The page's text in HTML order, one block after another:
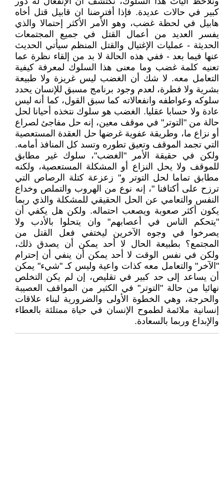
كبير في حالات عديدة. فإذا أفترضنا ان قابيل قتل أخاه
هابيل في لحظة غضب، وهو الأمر الأكثر إحتمالا والذي
يفسر العديد من أعمال القتل في جميع المجتمعات
الحديثة - عمليات الإغتيال والقتل المنظم سيأتي الحديث
عنها فيما بعد - ففي هذه الحالة لا بد من إلقاء نظرة عما
تعنيه كلمة غضب وما معنى هذا السلوك لمعرفة كيفية
التعامل معه. لا شك أن الغضب ليس غريزة ولا طبيعة
بشرية ولا فطرة، لعدم وجود برنامج مسبق للإنسان يحدد
سلوكه وعواطفه وانفعالاته كما سبق القول، كما أنه ليس
عادة ولا حسابا عقليا. الغضب هو سلوك نتخذه أحيانا لحل
حالة من "التوتر" في موقف معين، إنه حل مفاجئ لصراع
أو نزاع ما، وطريقة عفوية غرضها حل العقدة المستعصية
التي تجمد الموقف وتعيق تطوره وتسد كل المنافذ أمامه.
ولكن في حقيقة الأمر "الغضب"، سلوك غير مطابق
للموقف ولا يحل النزاع أو المشكلة المستعصية، ولكنه
مطابق تماما لحل التوتر و" زعزعة كتلة الرصاص التي
ترزح على أكتافنا "، إنه نوع من الهروب والتملص وخداع
النفس والتعامي عن الحل الحقيقي للمشكلة والذي ربما
يكون أكثر صعوبة ويصعب احتماله. ولكن هل يكفي أن
"يتحكم الناس في أعصابهم" وان يتحلوا بالأدب ولا
يصرخوا في وجوه الآخرين ليختفي فعل القتل من
المجتمع؟ بطبيعة الحال لا أحد يمكن أن يصدق ذلك،
ولكن في نفس الوقت لا أحد يمكن أن ينفي أن إحترام
"الآخر" والتعامل معه كذات واعية وليس كـ "شيء" يمكن
أن يساعد إلى حد كبير في تقليص، إن لم يكن التخلص
نهائيا من حالة "التوتر" في الكثير من المواقف العصيبة
والحرجة، وهي الخطوة الأولى والضرورية لبناء علاقات
إنسانية ملائمة لطموح الإنسان في حياة ممتلئة بالعطاء
والإبداع وربما بالسعادة.